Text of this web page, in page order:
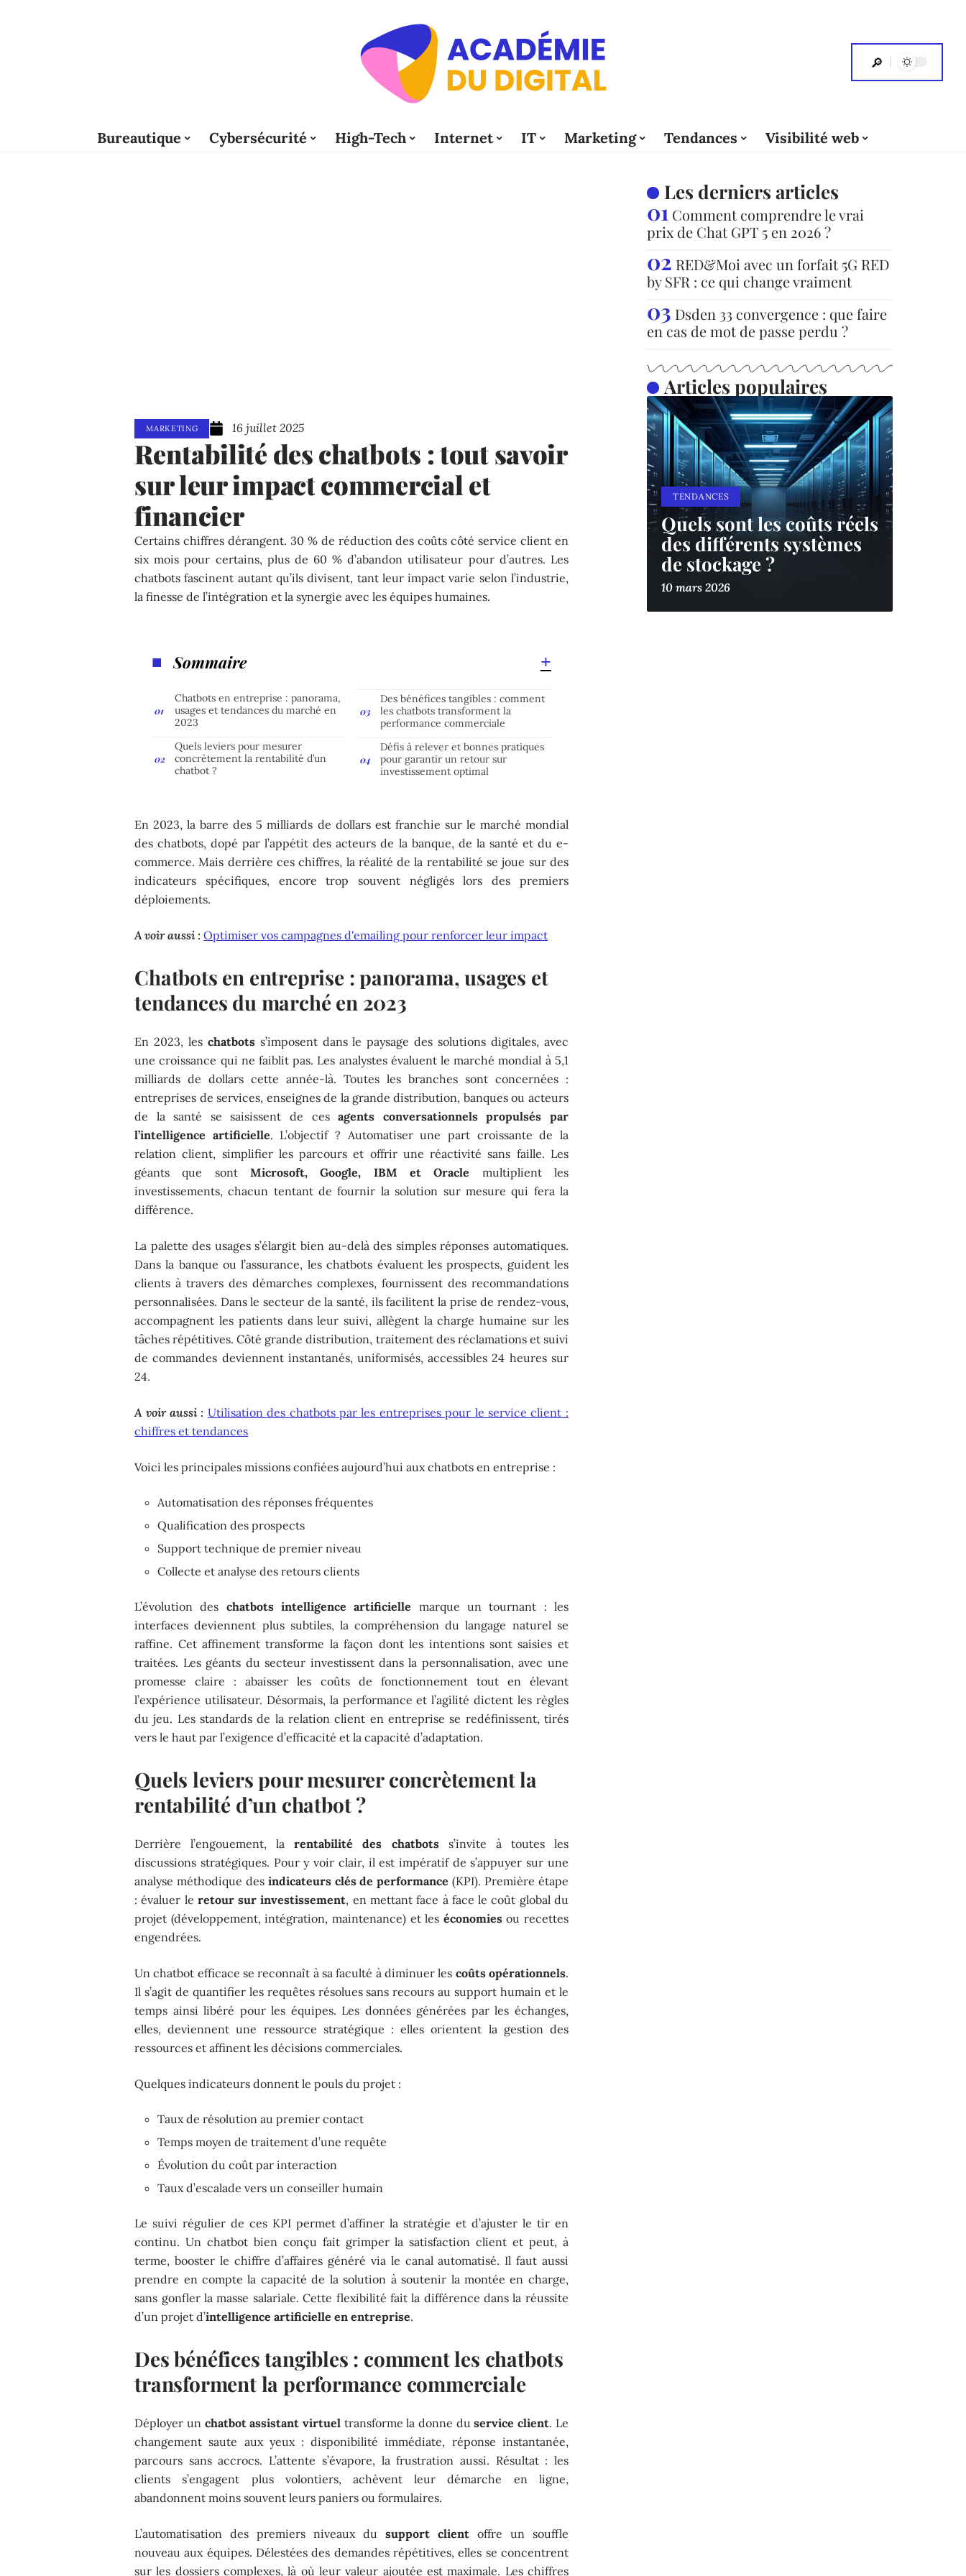
Bureautique Cybersécurité High-Tech Internet IT Marketing Tendances Visibilité web
MARKETING 16 juillet 2025
Rentabilité des chatbots : tout savoir
sur leur impact commercial et
financier
Certains chiffres dérangent. 30 % de réduction des coûts côté service client en
six mois pour certains, plus de 60 % d’abandon utilisateur pour d’autres. Les
chatbots fascinent autant qu’ils divisent, tant leur impact varie selon l’industrie,
la finesse de l’intégration et la synergie avec les équipes humaines.
Sommaire
Chatbots en entreprise : panorama,
usages et tendances du marché en
2023
Quels leviers pour mesurer
concrètement la rentabilité d’un
chatbot ?
Des bénéfices tangibles : comment
les chatbots transforment la
performance commerciale
Défis à relever et bonnes pratiques
pour garantir un retour sur
investissement optimal
En 2023, la barre des 5 milliards de dollars est franchie sur le marché mondial
des chatbots, dopé par l’appétit des acteurs de la banque, de la santé et du e-
commerce. Mais derrière ces chiffres, la réalité de la rentabilité se joue sur des
indicateurs spécifiques, encore trop souvent négligés lors des premiers
déploiements.
A voir aussi : Optimiser vos campagnes d'emailing pour renforcer leur impact
Chatbots en entreprise : panorama, usages et
tendances du marché en 2023
En 2023, les chatbotss’imposent dans le paysage des solutions digitales, avec
une croissance qui ne faiblit pas. Les analystes évaluent le marché mondial à 5,1
milliards de dollars cette année-là. Toutes les branches sont concernées :
entreprises de services, enseignes de la grande distribution, banques ou acteurs
de la santé se saisissent de cesagents conversationnels propulsés par
l’intelligence artificielle. L’objectif ? Automatiser une part croissante de la
relation client, simplifier les parcours et offrir une réactivité sans faille. Les
géants que sontMicrosoft, Google, IBM et Oracle multiplient les
investissements, chacun tentant de fournir la solution sur mesure qui fera la
différence.
La palette des usages s’élargit bien au-delà des simples réponses automatiques.
Dans la banque ou l’assurance, les chatbots évaluent les prospects, guident les
clients à travers des démarches complexes, fournissent des recommandations
personnalisées. Dans le secteur de la santé, ils facilitent la prise de rendez-vous,
accompagnent les patients dans leur suivi, allègent la charge humaine sur les
tâches répétitives. Côté grande distribution, traitement des réclamations et suivi
de commandes deviennent instantanés, uniformisés, accessibles 24 heures sur
24.
A voir aussi : Utilisation des chatbots par les entreprises pour le service client :
chiffres et tendances
Voici les principales missions confiées aujourd’hui aux chatbots en entreprise :
Automatisation des réponses fréquentes
Qualification des prospects
Support technique de premier niveau
Collecte et analyse des retours clients
L’évolution des chatbots intelligence artificielle marque un tournant : les
interfaces deviennent plus subtiles, la compréhension du langage naturel se
raffine. Cet affinement transforme la façon dont les intentions sont saisies et
traitées. Les géants du secteur investissent dans la personnalisation, avec une
promesse claire : abaisser les coûts de fonctionnement tout en élevant
l’expérience utilisateur. Désormais, la performance et l’agilité dictent les règles
du jeu. Les standards de la relation client en entreprise se redéfinissent, tirés
vers le haut par l’exigence d’efficacité et la capacité d’adaptation.
Quels leviers pour mesurer concrètement la
rentabilité d’un chatbot ?
Derrière l’engouement, larentabilité des chatbotss’invite à toutes les
discussions stratégiques. Pour y voir clair, il est impératif de s’appuyer sur une
analyse méthodique des indicateurs clés de performance (KPI). Première étape
: évaluer le retour sur investissement, en mettant face à face le coût global du
projet (développement, intégration, maintenance) et les économiesou recettes
engendrées.
Un chatbot efficace se reconnaît à sa faculté à diminuer les coûts opérationnels.
Il s’agit de quantifier les requêtes résolues sans recours au support humain et le
temps ainsi libéré pour les équipes. Les données générées par les échanges,
elles, deviennent une ressource stratégique : elles orientent la gestion des
ressources et affinent les décisions commerciales.
Quelques indicateurs donnent le pouls du projet :
Taux de résolution au premier contact
Temps moyen de traitement d’une requête
Évolution du coût par interaction
Taux d’escalade vers un conseiller humain
Le suivi régulier de ces KPI permet d’affiner la stratégie et d’ajuster le tir en
continu. Un chatbot bien conçu fait grimper la satisfaction client et peut, à
terme, booster le chiffre d’affaires généré via le canal automatisé. Il faut aussi
prendre en compte la capacité de la solution à soutenir la montée en charge,
sans gonfler la masse salariale. Cette flexibilité fait la différence dans la réussite
d’un projet d’intelligence artificielle en entreprise.
Des bénéfices tangibles : comment les chatbots
transforment la performance commerciale
Déployer un chatbot assistant virtueltransforme la donne duservice client. Le
changement saute aux yeux : disponibilité immédiate, réponse instantanée,
parcours sans accrocs. L’attente s’évapore, la frustration aussi. Résultat : les
clients s’engagent plus volontiers, achèvent leur démarche en ligne,
abandonnent moins souvent leurs paniers ou formulaires.
L’automatisation des premiers niveaux du support clientoffre un souffle
nouveau aux équipes. Délestées des demandes répétitives, elles se concentrent
sur les dossiers complexes, là où leur valeur ajoutée est maximale. Les chiffres
Les derniers articles
Comment comprendre le vrai
prix de Chat GPT 5 en 2026 ?
RED&Moi avec un forfait 5G RED
by SFR : ce qui change vraiment
Dsden 33 convergence : que faire
en cas de mot de passe perdu ?
Articles populaires
TENDANCES
Quels sont les coûts réels
des différents systèmes
de stockage ?
10 mars 2026